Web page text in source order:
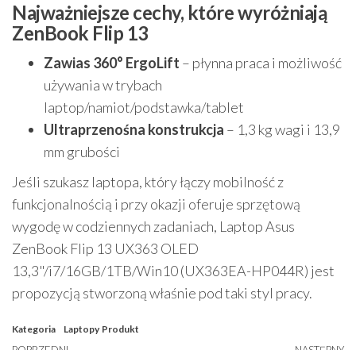
Najważniejsze cechy, które wyróżniają
ZenBook Flip 13
Zawias 360° ErgoLift – płynna praca i możliwość
używania w trybach
laptop/namiot/podstawka/tablet
Ultraprzenośna konstrukcja – 1,3 kg wagi i 13,9
mm grubości
Jeśli szukasz laptopa, który łączy mobilność z
funkcjonalnością i przy okazji oferuje sprzętową
wygodę w codziennych zadaniach, Laptop Asus
ZenBook Flip 13 UX363 OLED
13,3"/i7/16GB/1TB/Win10 (UX363EA-HP044R) jest
propozycją stworzoną właśnie pod taki styl pracy.
Kategoria Laptopy Produkt